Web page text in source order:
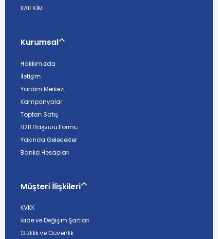
KALEKİM
Kurumsal
Hakkımızda
İletişim
Yardım Merkezi
Kampanyalar
Toptan Satış
B2B Başvuru Formu
Yakında Gelecekler
Banka Hesapları
Müşteri İlişkileri
KVKK
İade ve Değişim Şartları
Gizlilik ve Güvenlik